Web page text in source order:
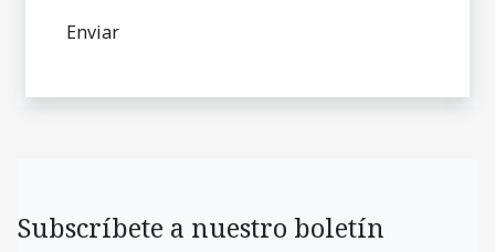
Subscríbete a nuestro boletín